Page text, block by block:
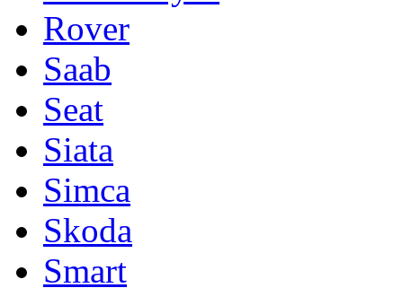
Rover
Saab
Seat
Siata
Simca
Skoda
Smart